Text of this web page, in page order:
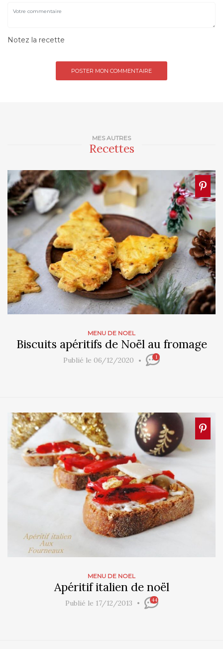
MES AUTRES
Recettes
MENU DE NOEL
Biscuits apéritifs de Noël au fromage
Publié le 06/12/2020 1
MENU DE NOEL
Apéritif italien de noël
Publié le 17/12/2013 44
Notez la recette